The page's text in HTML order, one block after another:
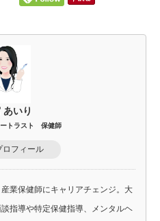
あいり
ートラスト 保健師
ロフィール
業保健師にキャリアチェンジ。大
指導や特定保健指導、メンタルヘ